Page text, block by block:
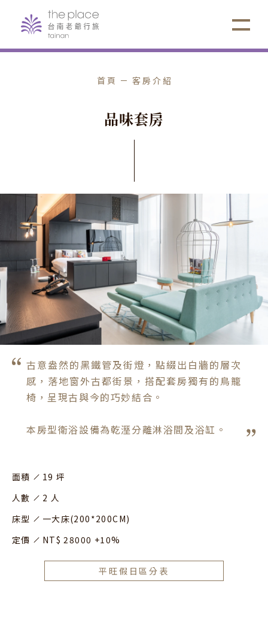
首頁 客房介紹
品味套房
古意盎然的黑鐵管及街燈，點綴出白牆的層次
感，落地窗外古都街景，搭配套房獨有的鳥籠
椅，呈現古與今的巧妙結合。
本房型衛浴設備為乾溼分離淋浴間及浴缸。
面積
19 坪
人數
2 人
床型
一大床(200*200CM)
定價
NT$ 28000 +10%
平旺假日區分表